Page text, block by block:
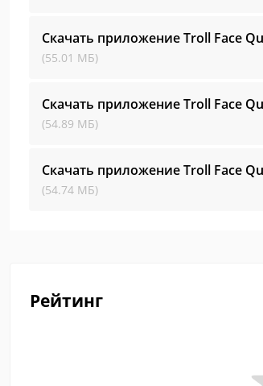
Скачать приложение Troll Face
(55.01 МБ)
Скачать приложение Troll Face
(54.89 МБ)
Скачать приложение Troll Face
(54.74 МБ)
Рейтинг